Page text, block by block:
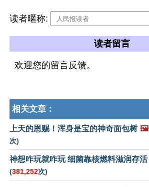
读者暱称:
读者留言
欢迎您的留言反馈。
相关文章：
上天的恩赐！浑身是宝的神奇面包树 🖼️
次)
神想咋玩就咋玩 细菌靠核燃料滋润存活
(381,252次)